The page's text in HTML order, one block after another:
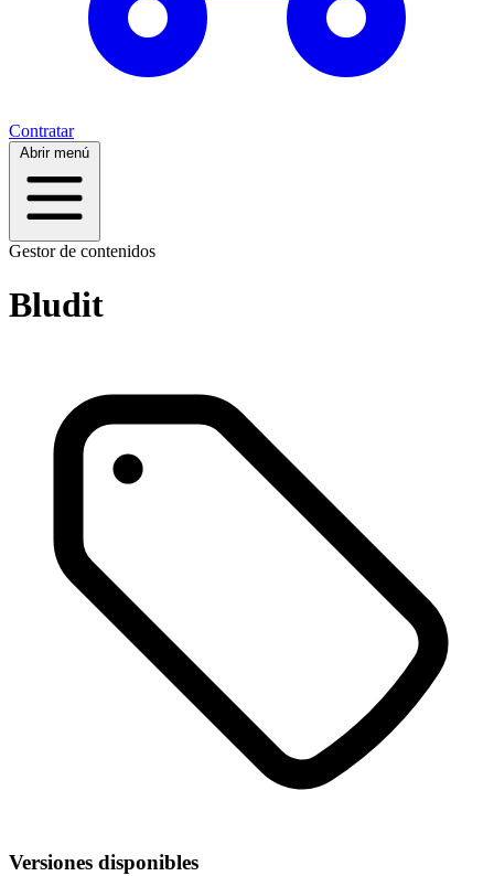
Contratar
Abrir menú
Gestor de contenidos
Bludit
Versiones disponibles